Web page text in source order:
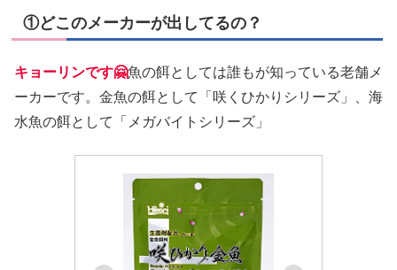
①どこのメーカーが出してるの？
キョーリンです🤗魚の餌としては誰もが知っている老舗メ
ーカーです。金魚の餌として「咲くひかりシリーズ」、海
水魚の餌として「メガバイトシリーズ」